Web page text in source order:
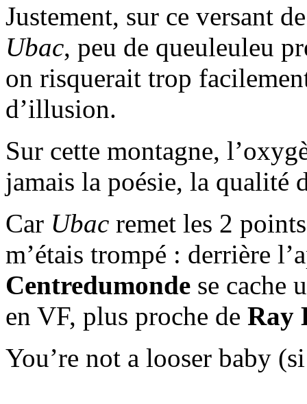
Justement, sur ce versant
Ubac, peu de queuleuleu
on risquerait trop
d’illusion.
Sur cette montagne,
jamais la poésie, la qualité
Car Ubac remet les 2
m’étais trompé : derrière
Centredumonde se cache
en VF, plus proche de Ray
You’re not a looser baby